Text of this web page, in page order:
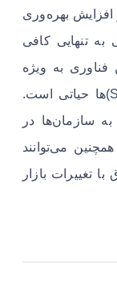
افزایش بهره‌وری
تنهایی کافی
به ویژه
(SME)‌ها حیاتی است.
سازمان‌ها در
می‌توانند
تغییرات بازار